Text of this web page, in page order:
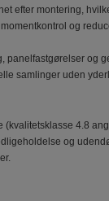
efter montering,
og
panelfastgørelser og
samlinger uden
4.8
og